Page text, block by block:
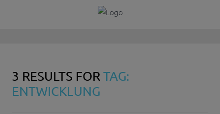
3 RESULTS FORTAG:
ENTWICKLUNG